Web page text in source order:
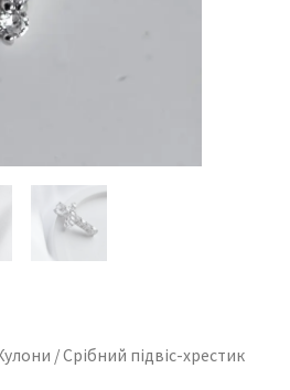
/ Cрібний підвіс-хрестик